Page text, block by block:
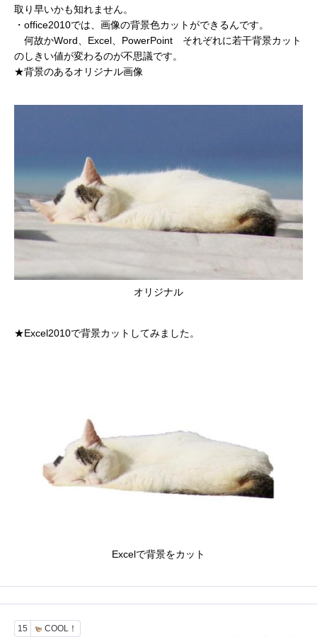
取り早いかも知れません。
・office2010では、画像の背景色カットができるんです。
何故かWord、Excel、PowerPoint それぞれに若干背景カット
のしきい値が変わるのが不思議です。
★背景のあるオリジナル画像
オリジナル
★Excel2010で背景カットしてみました。
Excelで背景をカット
15 COOL！